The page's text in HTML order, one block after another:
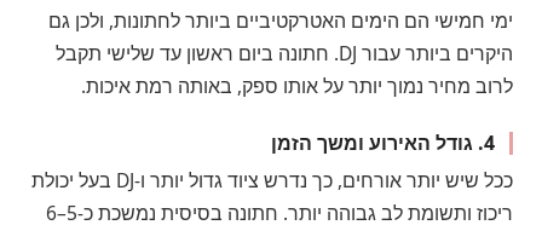
ימי חמישי הם הימים האטרקטיביים ביותר לחתונות, ולכן גם
היקרים ביותר עבור DJ. חתונה ביום ראשון עד שלישי תקבל
לרוב מחיר נמוך יותר על אותו ספק, באותה רמת איכות.
4. גודל האירוע ומשך הזמן
ככל שיש יותר אורחים, כך נדרש ציוד גדול יותר ו-DJ בעל יכולת
ריכוז ותשומת לב גבוהה יותר. חתונה בסיסית נמשכת כ-5–6